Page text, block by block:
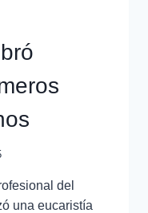
del
una eucaristía